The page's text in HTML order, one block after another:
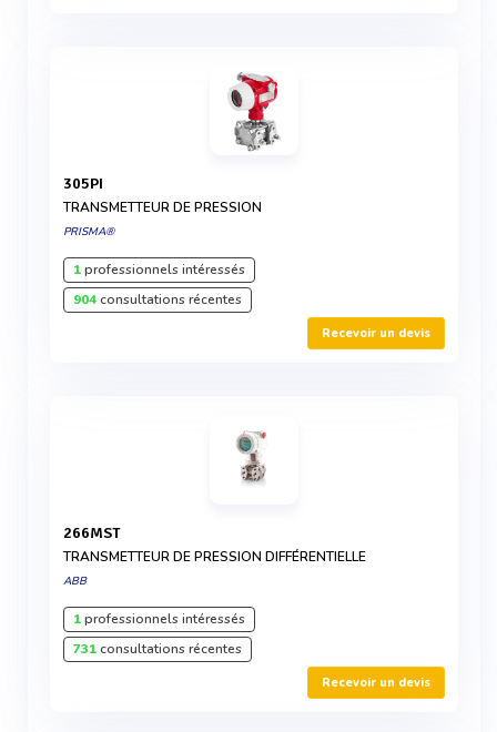
305PI
TRANSMETTEUR DE PRESSION
PRISMA®
1professionnels intéressés
904consultations récentes
Recevoir un devis
266MST
TRANSMETTEUR DE PRESSION DIFFÉRENTIELLE
ABB
1professionnels intéressés
731consultations récentes
Recevoir un devis